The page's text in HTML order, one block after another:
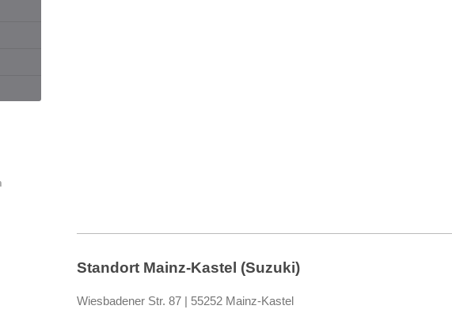
Standort Mainz-Kastel (Suzuki)
Wiesbadener Str. 87 | 55252 Mainz-Kastel